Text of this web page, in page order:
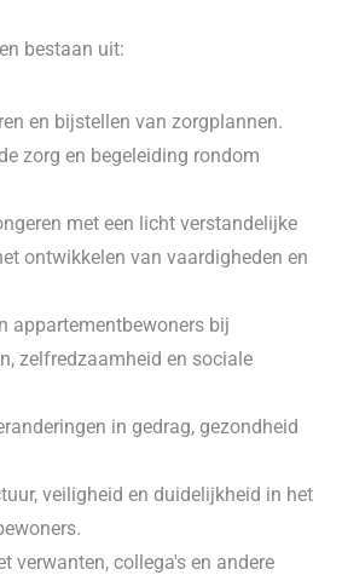
bestaan uit:
en bijstellen van zorgplannen.
zorg en begeleiding rondom
met een licht verstandelijke
ontwikkelen van vaardigheden en
appartementbewoners bij
zelfredzaamheid en sociale
in gedrag, gezondheid
veiligheid en duidelijkheid in het
verwanten, collega's en andere